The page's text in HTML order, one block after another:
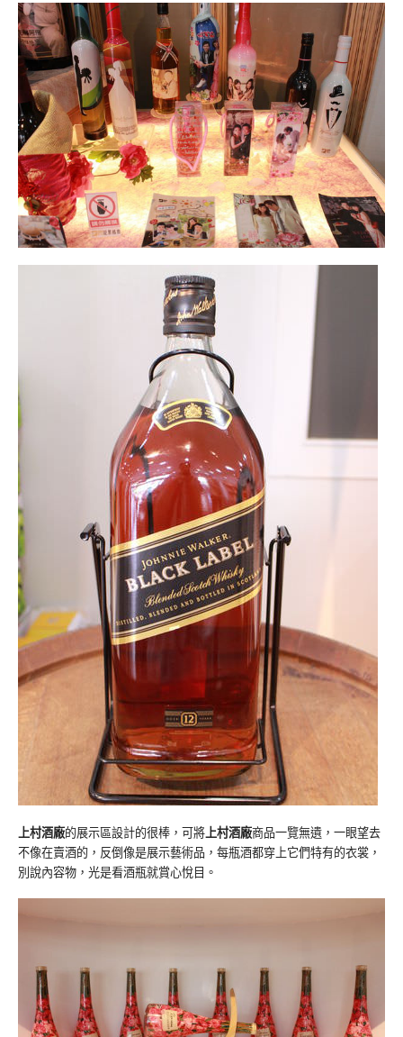
上村酒廠的展示區設計的很棒，可將 上村酒廠商品一覽無遺，一眼望去
不像在賣酒的，反倒像是展示藝術品，每瓶酒都穿上它們特有的衣裳，
別說內容物，光是看酒瓶就賞心悅目。